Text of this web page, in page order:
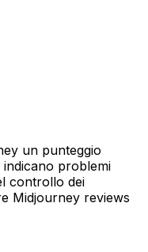
un punteggio
indicano problemi
controllo dei
Midjourney reviews